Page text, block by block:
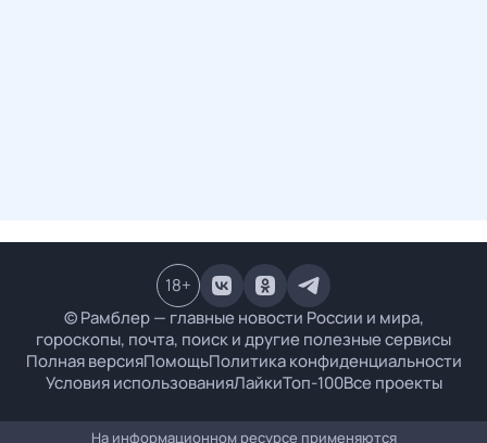
© Рамблер — главные новости России и мира,
гороскопы, почта, поиск и другие полезные сервисы
Полная версияПомощьПолитика конфиденциальности
Условия использованияЛайкиТоп-100Все проекты
18+
На информационном ресурсе применяются